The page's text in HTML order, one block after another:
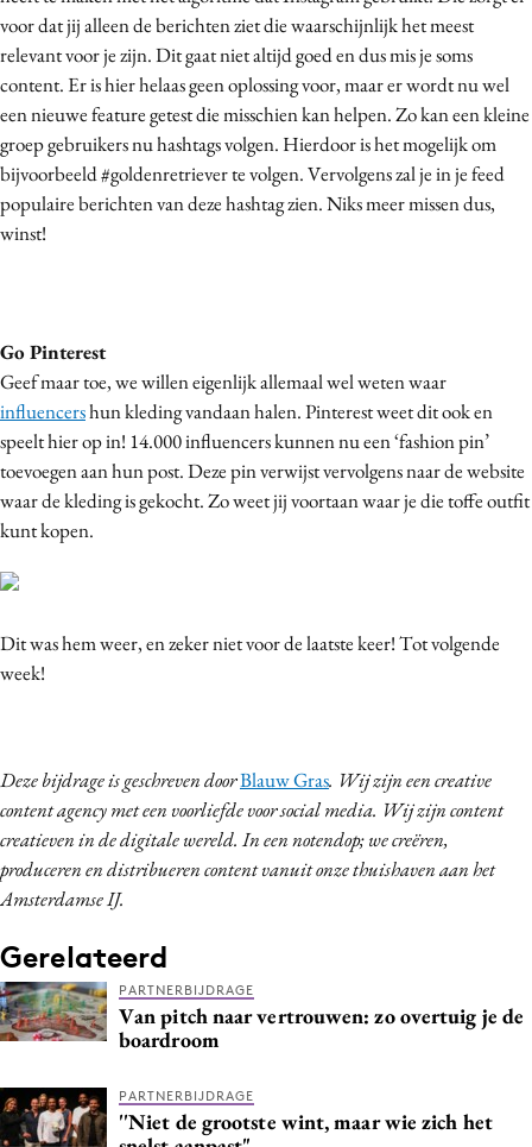
voor dat jij alleen de berichten ziet die waarschijnlijk het meest
relevant voor je zijn. Dit gaat niet altijd goed en dus mis je soms
content. Er is hier helaas geen oplossing voor, maar er wordt nu wel
een nieuwe feature getest die misschien kan helpen. Zo kan een kleine
groep gebruikers nu hashtags volgen. Hierdoor is het mogelijk om
bijvoorbeeld #goldenretriever te volgen. Vervolgens zal je in je feed
populaire berichten van deze hashtag zien. Niks meer missen dus,
winst!
Go Pinterest
Geef maar toe, we willen eigenlijk allemaal wel weten waar
influencershun kleding vandaan halen. Pinterest weet dit ook en
speelt hier op in! 14.000 influencers kunnen nu een ‘fashion pin’
toevoegen aan hun post. Deze pin verwijst vervolgens naar de website
waar de kleding is gekocht. Zo weet jij voortaan waar je die toffe outfit
kunt kopen.
Dit was hem weer, en zeker niet voor de laatste keer! Tot volgende
week!
Deze bijdrage is geschreven doorBlauw Gras. Wij zijn een creative
content agency met een voorliefde voor social media. Wij zijn content
creatieven in de digitale wereld. In een notendop; we creëren,
produceren en distribueren content vanuit onze thuishaven aan het
Amsterdamse IJ.
Gerelateerd
PARTNERBIJDRAGE
Van pitch naar vertrouwen: zo overtuig je de
boardroom
PARTNERBIJDRAGE
''Niet de grootste wint, maar wie zich het